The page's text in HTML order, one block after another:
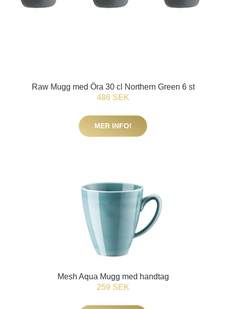
Raw Mugg med Öra 30 cl Northern Green 6 st
486 SEK
MER INFO!
Mesh Aqua Mugg med handtag
259 SEK